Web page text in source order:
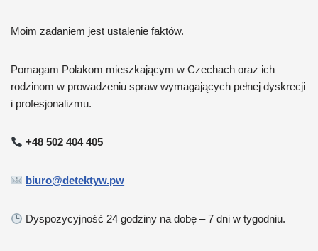
Moim zadaniem jest ustalenie faktów.
Pomagam Polakom mieszkającym w Czechach oraz ich
rodzinom w prowadzeniu spraw wymagających pełnej dyskrecji
i profesjonalizmu.
+48 502 404 405
biuro@detektyw.pw
Dyspozycyjność 24 godziny na dobę – 7 dni w tygodniu.